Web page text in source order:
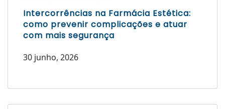
Intercorrências na Farmácia Estética:
como prevenir complicações e atuar
com mais segurança
30 junho, 2026